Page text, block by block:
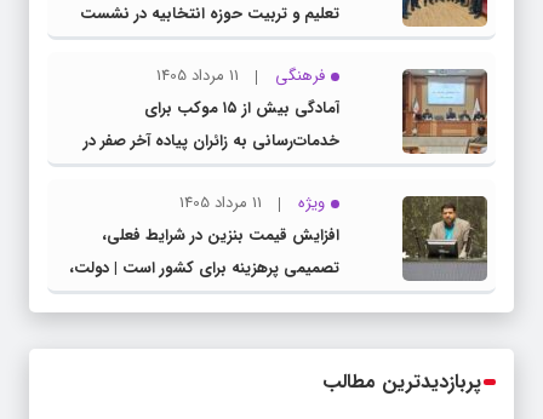
تعلیم و تربیت حوزه انتخابیه در نشست
مشترک عضو کمیسیون آموزش مجلس با
مدیرکل آموزش و پرورش خراسان رضوی
فرهنگی
11 مرداد 1405
آمادگی بیش از ۱۵ موکب برای
خدمات‌رسانی به زائران پیاده آخر صفر در
شهرستان چناران
ویژه
11 مرداد 1405
افزایش قیمت بنزین در شرایط فعلی،
تصمیمی پرهزینه برای کشور است | دولت،
قاچاق سوخت و عوامل اصلی ناترازی را
پربازدیدترین مطالب